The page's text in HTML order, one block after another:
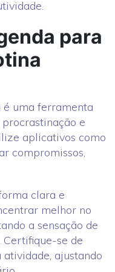
para
uma ferramenta
e
aplicativos como
compromissos,
clara e
melhor no
a sensação de
Certifique-se de
ajustando